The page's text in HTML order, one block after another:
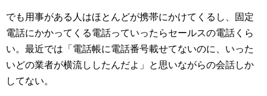
でも用事がある人はほとんどが携帯にかけてくるし、固定
電話にかかってくる電話っていったらセールスの電話くら
い。最近では「電話帳に電話番号載せてないのに、いった
いどの業者が横流ししたんだよ」と思いながらの会話しか
してない。